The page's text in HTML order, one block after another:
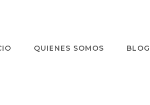
QUIENES SOMOS BLOG